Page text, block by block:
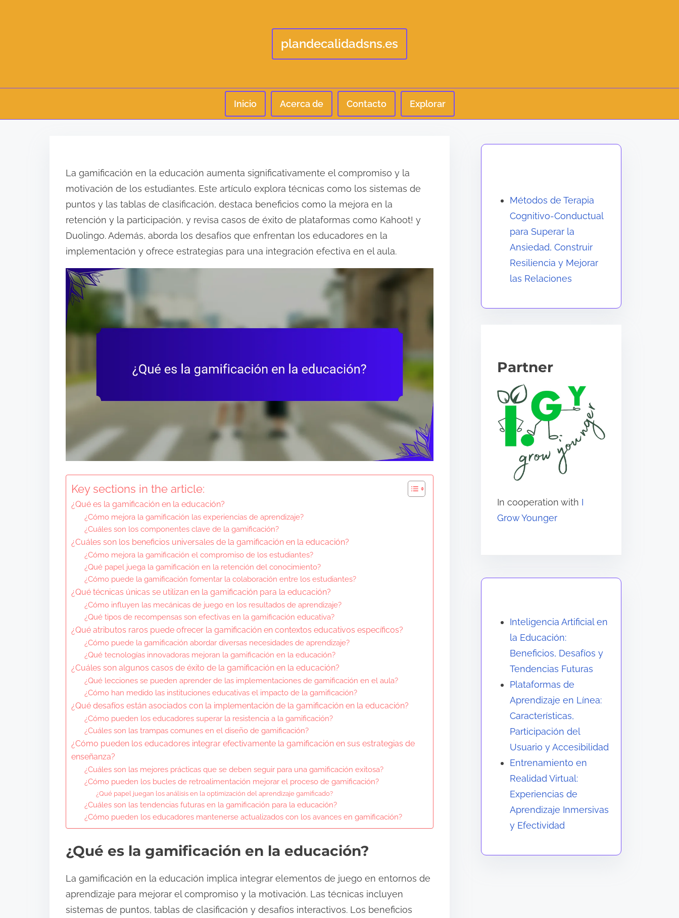
plandecalidadsns.es
Inicio Acerca de Contacto Explorar
La gamificación en la educación aumenta significativamente el compromiso y la
motivación de los estudiantes. Este artículo explora técnicas como los sistemas de
puntos y las tablas de clasificación, destaca beneficios como la mejora en la
retención y la participación, y revisa casos de éxito de plataformas como Kahoot! y
Duolingo. Además, aborda los desafíos que enfrentan los educadores en la
implementación y ofrece estrategias para una integración efectiva en el aula.
Key sections in the article:
¿Qué es la gamificación en la educación?
¿Cómo mejora la gamificación las experiencias de aprendizaje?
¿Cuáles son los componentes clave de la gamificación?
¿Cuáles son los beneficios universales de la gamificación en la educación?
¿Cómo mejora la gamificación el compromiso de los estudiantes?
¿Qué papel juega la gamificación en la retención del conocimiento?
¿Cómo puede la gamificación fomentar la colaboración entre los estudiantes?
¿Qué técnicas únicas se utilizan en la gamificación para la educación?
¿Cómo influyen las mecánicas de juego en los resultados de aprendizaje?
¿Qué tipos de recompensas son efectivas en la gamificación educativa?
¿Qué atributos raros puede ofrecer la gamificación en contextos educativos específicos?
¿Cómo puede la gamificación abordar diversas necesidades de aprendizaje?
¿Qué tecnologías innovadoras mejoran la gamificación en la educación?
¿Cuáles son algunos casos de éxito de la gamificación en la educación?
¿Qué lecciones se pueden aprender de las implementaciones de gamificación en el aula?
¿Cómo han medido las instituciones educativas el impacto de la gamificación?
¿Qué desafíos están asociados con la implementación de la gamificación en la educación?
¿Cómo pueden los educadores superar la resistencia a la gamificación?
¿Cuáles son las trampas comunes en el diseño de gamificación?
¿Cómo pueden los educadores integrar efectivamente la gamificación en sus estrategias de
enseñanza?
¿Cuáles son las mejores prácticas que se deben seguir para una gamificación exitosa?
¿Cómo pueden los bucles de retroalimentación mejorar el proceso de gamificación?
¿Qué papel juegan los análisis en la optimización del aprendizaje gamificado?
¿Cuáles son las tendencias futuras en la gamificación para la educación?
¿Cómo pueden los educadores mantenerse actualizados con los avances en gamificación?
¿Qué es la gamificación en la educación?
La gamificación en la educación implica integrar elementos de juego en entornos de
aprendizaje para mejorar el compromiso y la motivación. Las técnicas incluyen
sistemas de puntos, tablas de clasificación y desafíos interactivos. Los beneficios
Métodos de Terapia
Cognitivo-Conductual
para Superar la
Ansiedad, Construir
Resiliencia y Mejorar
las Relaciones
Partner
In cooperation with I
Grow Younger
Inteligencia Artificial en
la Educación:
Beneficios, Desafíos y
Tendencias Futuras
Plataformas de
Aprendizaje en Línea:
Características,
Participación del
Usuario y Accesibilidad
Entrenamiento en
Realidad Virtual:
Experiencias de
Aprendizaje Inmersivas
y Efectividad